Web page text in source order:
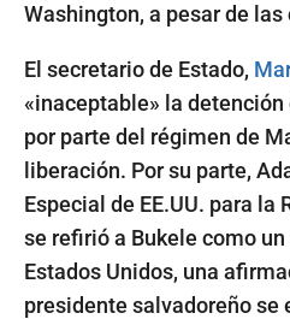
Washington, a pesar de
El secretario de Estado,
«inaceptable» la
por parte del régimen de
liberación. Por su parte,
Especial de EE.UU. para la
se refirió a Bukele como
Estados Unidos, una
presidente salvadoreño se